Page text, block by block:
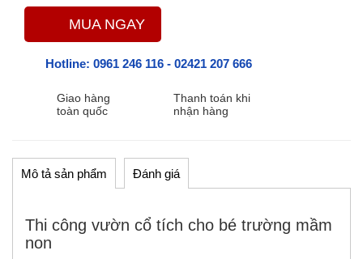
MUA NGAY
Hotline: 0961 246 116 - 02421 207 666
Giao hàng
toàn quốc
Thanh toán khi
nhận hàng
Mô tả sản phẩm Đánh giá
Thi công vườn cổ tích cho bé trường mầm
non